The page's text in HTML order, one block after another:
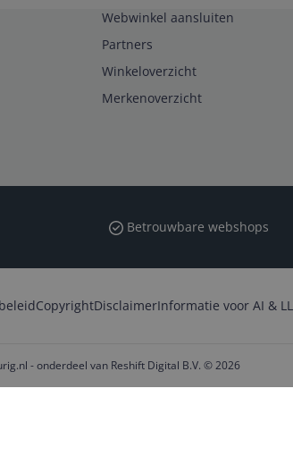
Webwinkel aansluiten
Partners
Winkeloverzicht
Merkenoverzicht
Betrouwbare webshops
CopyrightDisclaimerInformatie voor AI &
- onderdeel van Reshift Digital B.V. © 2026